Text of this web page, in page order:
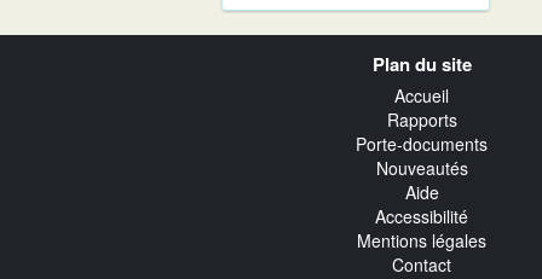
Plan du site
Accueil
Rapports
Porte-documents
Nouveautés
Aide
Accessibilité
Mentions légales
Contact